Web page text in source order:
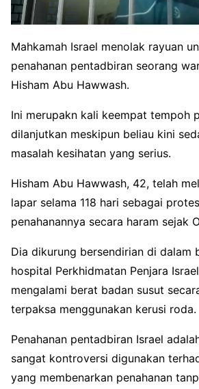
Mahkamah Israel menolak rayuan
penahanan pentadbiran seorang
Hisham Abu Hawwash.
Ini merupakn kali keempat tempoh
dilanjutkan meskipun beliau kini
masalah kesihatan yang serius.
Hisham Abu Hawwash, 42, telah
lapar selama 118 hari sebagai
penahanannya secara haram sejak
Dia dikurung bersendirian di dalam
hospital Perkhidmatan Penjara
mengalami berat badan susut
terpaksa menggunakan kerusi roda.
Penahanan pentadbiran Israel
sangat kontroversi digunakan
yang membenarkan penahanan